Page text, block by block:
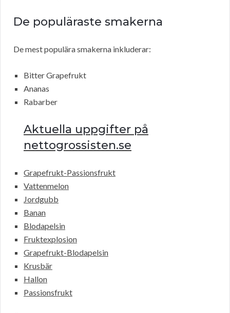
De populäraste smakerna
De mest populära smakerna inkluderar:
Bitter Grapefrukt
Ananas
Rabarber
Aktuella uppgifter på
nettogrossisten.se
Grapefrukt-Passionsfrukt
Vattenmelon
Jordgubb
Banan
Blodapelsin
Fruktexplosion
Grapefrukt-Blodapelsin
Krusbär
Hallon
Passionsfrukt